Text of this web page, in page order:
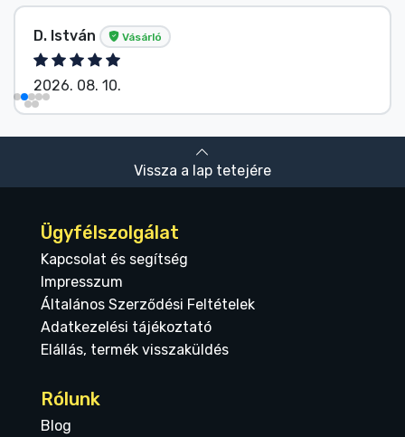
D. István Vásárló
2026. 08. 10.
Vissza a lap tetejére
Ügyfélszolgálat
Kapcsolat és segítség
Impresszum
Általános Szerződési Feltételek
Adatkezelési tájékoztató
Elállás, termék visszaküldés
Rólunk
Blog